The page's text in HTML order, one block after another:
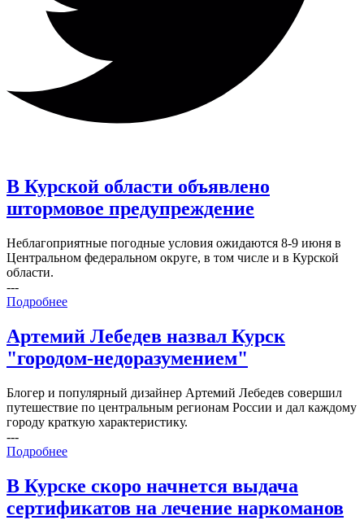
В Курской области объявлено
штормовое предупреждение
Неблагоприятные погодные условия ожидаются 8-9 июня в
Центральном федеральном округе, в том числе и в Курской
области.
---
Подробнее
Артемий Лебедев назвал Курск
"городом-недоразумением"
Блогер и популярный дизайнер Артемий Лебедев совершил
путешествие по центральным регионам России и дал каждому
городу краткую характеристику.
---
Подробнее
В Курске скоро начнется выдача
сертификатов на лечение наркоманов